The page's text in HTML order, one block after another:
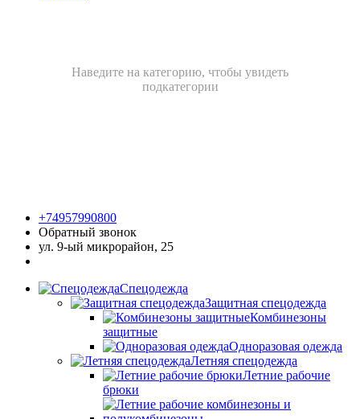
Наведите на категорию, чтобы увидеть
подкатегории
+74957990800
Обратный звонок
ул. 9-ый микрорайон, 25
Спецодежда
Защитная спецодежда
Комбинезоны
защитные
Одноразовая одежда
Летняя спецодежда
Летние рабочие
брюки